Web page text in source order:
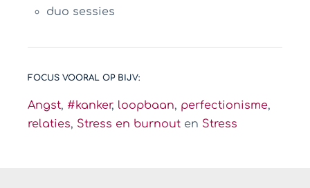
duo sessies
FOCUS VOORAL OP BIJV:
Angst, #kanker, loopbaan, perfectionisme,
relaties, Stress en burnout en Stress